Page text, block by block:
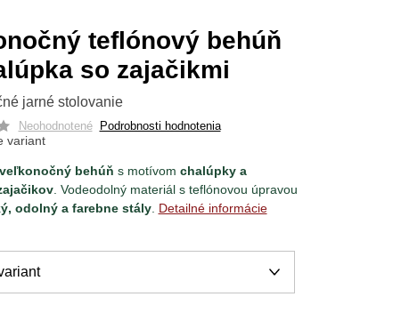
teflónový behúň
so zajačikmi
jarné stolovanie
Neohodnotené Podrobnosti hodnotenia
variant
veľkonočný behúň s motívom chalúpky a
. Vodeodolný materiál s teflónovou úpravou
odolný a farebne stály. Detailné informácie